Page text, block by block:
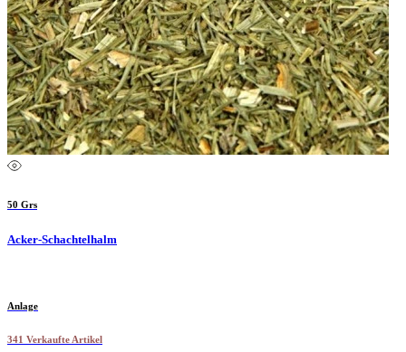
50 Grs
Acker-Schachtelhalm
Anlage
341 Verkaufte Artikel